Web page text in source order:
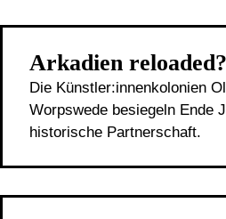
Arkadien reloaded?
Die Künstler:innenkolonien
Worpswede besiegeln Ende
historische Partnerschaft.